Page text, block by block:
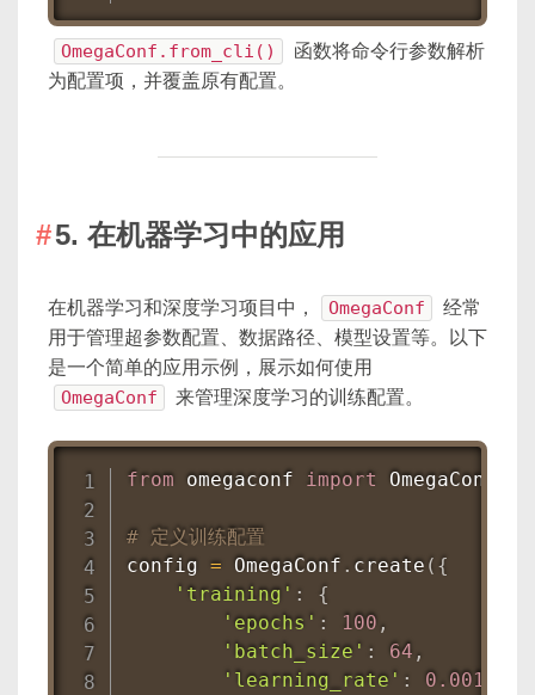
OmegaConf.from_cli()
函数将命令行参数解析
为配置项，并覆盖原有配置。
5. 在机器学习中的应用
在机器学习和深度学习项目中， OmegaConf
经常
用于管理超参数配置、数据路径、模型设置等。以下
是一个简单的应用示例，展示如何使用
OmegaConf 来管理深度学习的训练配置。
from omegaconf import OmegaConf
# 定义训练配置
config = OmegaConf . create ( {
'training' :
{
'epochs' : 100 ,
'batch_size' : 64 ,
'learning_rate' :
0.001